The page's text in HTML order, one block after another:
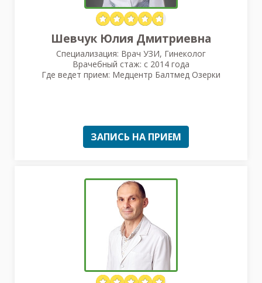
Шевчук Юлия Дмитриевна
Специализация: Врач УЗИ, Гинеколог
Врачебный стаж: с 2014 года
Где ведет прием: Медцентр Балтмед Озерки
ЗАПИСЬ НА ПРИЕМ